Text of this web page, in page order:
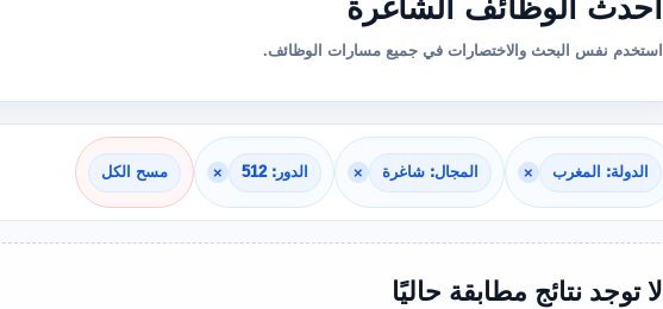
أحدث الوظائف الشاغرة
استخدم نفس البحث والاختصارات في جميع مسارات الوظائف.
الدولة: المغرب × المجال: شاغرة × الدور: 512 × مسح الكل
لا توجد نتائج مطابقة حاليًا